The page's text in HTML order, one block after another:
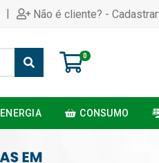
| Não é cliente? - Cadastrar
0
ENERGIA CONSUMO